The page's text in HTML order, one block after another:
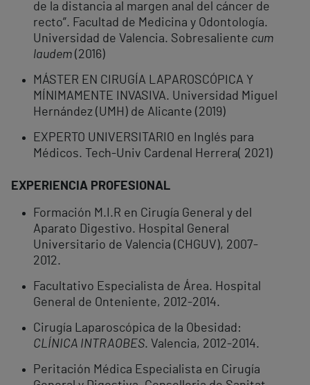
de la distancia al margen anal del cáncer de
recto”. Facultad de Medicina y Odontología.
Universidad de Valencia. Sobresaliente cum
laudem (2016)
MÁSTER EN CIRUGÍA LAPAROSCÓPICA Y
MÍNIMAMENTE INVASIVA. Universidad Miguel
Hernández (UMH) de Alicante (2019)
EXPERTO UNIVERSITARIO en Inglés para
Médicos. Tech-Univ Cardenal Herrera( 2021)
EXPERIENCIA PROFESIONAL
Formación M.I.R en Cirugía General y del
Aparato Digestivo. Hospital General
Universitario de Valencia (CHGUV), 2007-
2012.
Facultativo Especialista de Área. Hospital
General de Onteniente, 2012-2014.
Cirugía Laparoscópica de la Obesidad:
CLÍNICA INTRAOBES. Valencia, 2012-2014.
Peritación Médica Especialista en Cirugía